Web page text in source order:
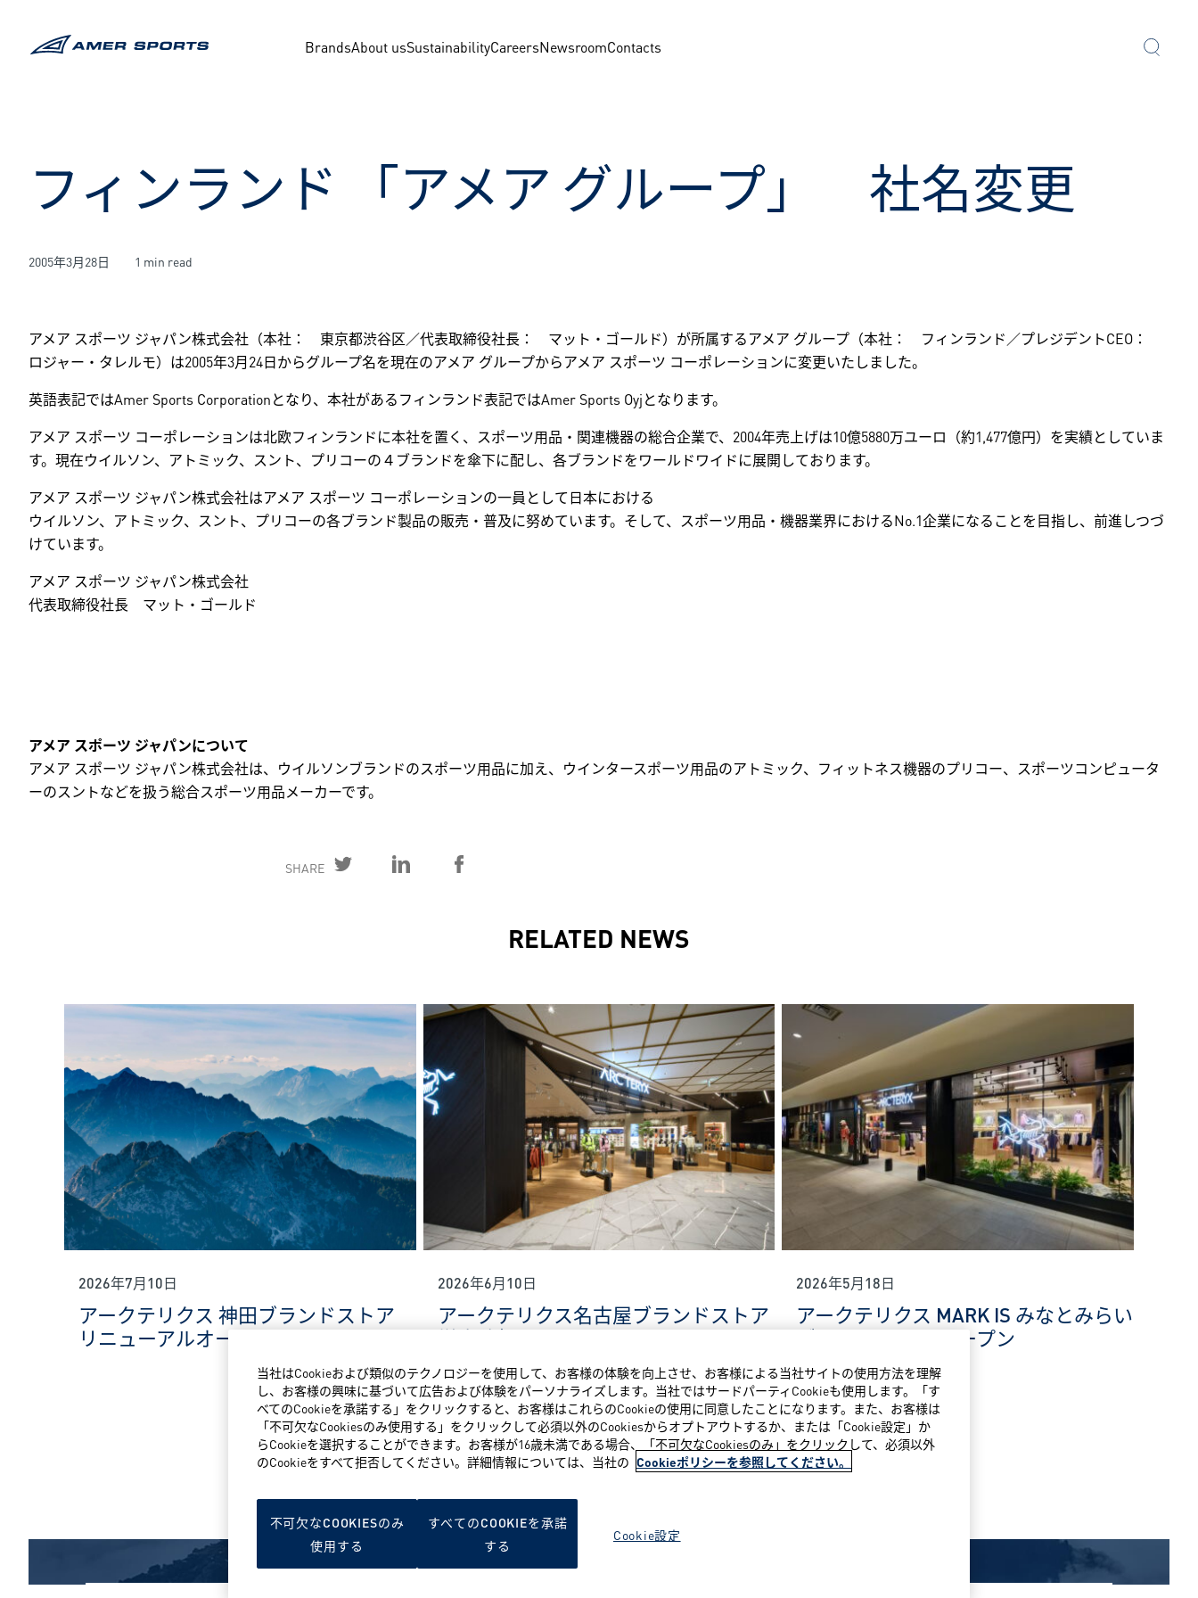
BrandsAbout usSustainabilityCareersNewsroomContacts
フィンランド 「アメア グループ」 社名変更
2005年3月28日 1 min read
アメア スポーツ ジャパン株式会社（本社： 東京都渋谷区／代表取締役社長： マット・ゴールド）が所属するアメア グループ（本社： フィンランド／プレジデントCEO：
ロジャー・タレルモ）は2005年3月24日からグループ名を現在のアメア グループからアメア スポーツ コーポレーションに変更いたしました。
英語表記ではAmer Sports Corporationとなり、本社があるフィンランド表記ではAmer Sports Oyjとなります。
アメア スポーツ コーポレーションは北欧フィンランドに本社を置く、スポーツ用品・関連機器の総合企業で、2004年売上げは10億5880万ユーロ（約1,477億円）を実績としていま
す。現在ウイルソン、アトミック、スント、プリコーの４ブランドを傘下に配し、各ブランドをワールドワイドに展開しております。
アメア スポーツ ジャパン株式会社はアメア スポーツ コーポレーションの一員として日本における
ウイルソン、アトミック、スント、プリコーの各ブランド製品の販売・普及に努めています。そして、スポーツ用品・機器業界におけるNo.1企業になることを目指し、前進しつづ
けています。
アメア スポーツ ジャパン株式会社
代表取締役社長 マット・ゴールド
アメア スポーツ ジャパンについて
アメア スポーツ ジャパン株式会社は、ウイルソンブランドのスポーツ用品に加え、ウインタースポーツ用品のアトミック、フィットネス機器のプリコー、スポーツコンピュータ
ーのスントなどを扱う総合スポーツ用品メーカーです。
SHARE
RELATED NEWS
2026年7月10日
アークテリクス 神田ブランドストア
リニューアルオープン
2026年6月10日
アークテリクス名古屋ブランドストア
増床移転オープン
2026年5月18日
アークテリクス MARK IS みなとみらい
ブランドストア オープン
READ MORE NEWS
当社はCookieおよび類似のテクノロジーを使用して、お客様の体験を向上させ、お客様による当社サイトの使用方法を理解
し、お客様の興味に基づいて広告および体験をパーソナライズします。当社ではサードパーティCookieも使用します。「す
べてのCookieを承諾する」をクリックすると、お客様はこれらのCookieの使用に同意したことになります。また、お客様は
「不可欠なCookiesのみ使用する」をクリックして必須以外のCookiesからオプトアウトするか、または「Cookie設定」か
らCookieを選択することができます。お客様が16歳未満である場合、「不可欠なCookiesのみ」をクリックして、必須以外
のCookieをすべて拒否してください。詳細情報については、当社の Cookieポリシーを参照してください。
Cookie設定
不可欠なCOOKIESのみ
使用する
すべてのCOOKIEを承諾
する